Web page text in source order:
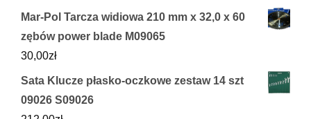
Mar-Pol Tarcza widiowa 210 mm x 32,0 x 60
zębów power blade M09065
30,00zł
Sata Klucze płasko-oczkowe zestaw 14 szt
09026 S09026